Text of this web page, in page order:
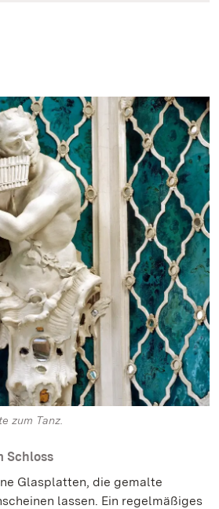
zum Tanz.
Schloss
Glasplatten, die gemalte
lassen. Ein regelmäßiges